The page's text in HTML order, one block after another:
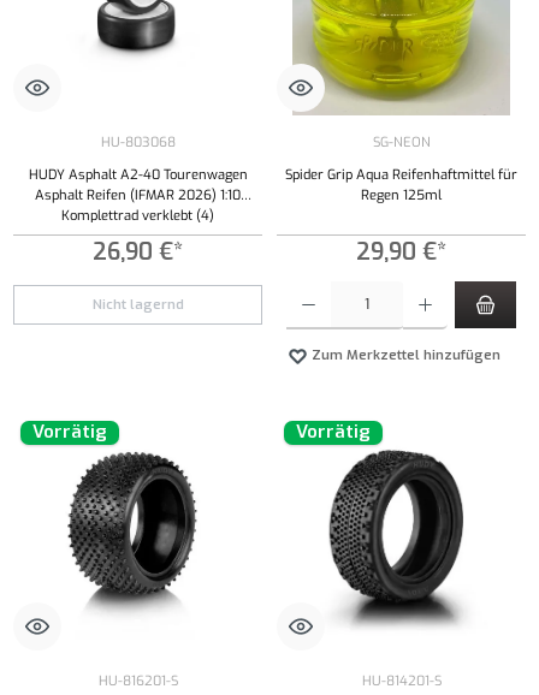
HU-803068
HUDY Asphalt A2-40 Tourenwagen
Asphalt Reifen (IFMAR 2026) 1:10
Komplettrad verklebt (4)
26,90 €*
Nicht lagernd
SG-NEON
Spider Grip Aqua Reifenhaftmittel für
Regen 125ml
29,90 €*
Zum Merkzettel hinzufügen
Vorrätig
HU-816201-S
Vorrätig
HU-814201-S